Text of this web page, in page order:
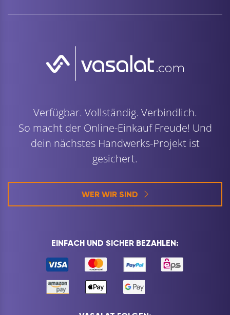
Verfügbar. Vollständig. Verbindlich.
So macht der Online-Einkauf Freude! Und
dein nächstes Handwerks-Projekt ist
gesichert.
WER WIR SIND
EINFACH UND SICHER BEZAHLEN: